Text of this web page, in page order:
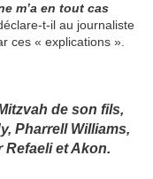
m’a en tout cas
t-il au journaliste
ces « explications ».
de son fils,
Pharrell Williams,
et Akon.